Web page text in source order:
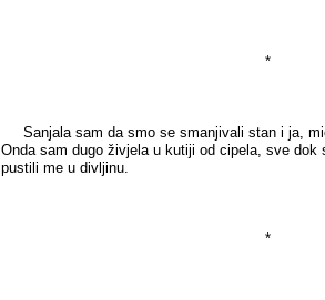
*
Sanjala sam da smo se smanjivali stan i ja,
Onda sam dugo živjela u kutiji od cipela, sve dok
pustili me u divljinu.
*